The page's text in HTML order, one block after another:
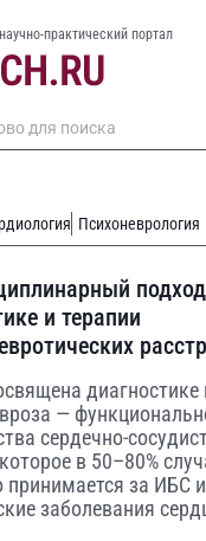
практический портал
Психоневрология
и терапии
диагностике
—
сердечно-
в 50–80%
за ИБС
заболевания